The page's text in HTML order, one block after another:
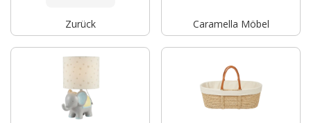
Zurück Caramella Möbel